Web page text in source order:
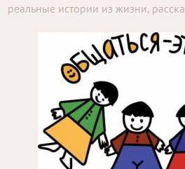
реальные истории из жизни,